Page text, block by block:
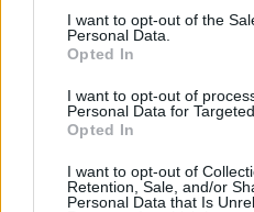
consent section.
I want to opt-out of the
Personal Data.
Opted In
I want to opt-out of
Personal Data for
Opted In
I want to opt-out of
Retention, Sale, and/or
Personal Data that Is
Προς το παρόν δεν υπάρχει
λόγο γίνεται αυτό, αλλά
πρόβλημα μπορείτε να
πολύ απλά βήματα για να
Πατήστε το κουμπί με το
την address bar) και